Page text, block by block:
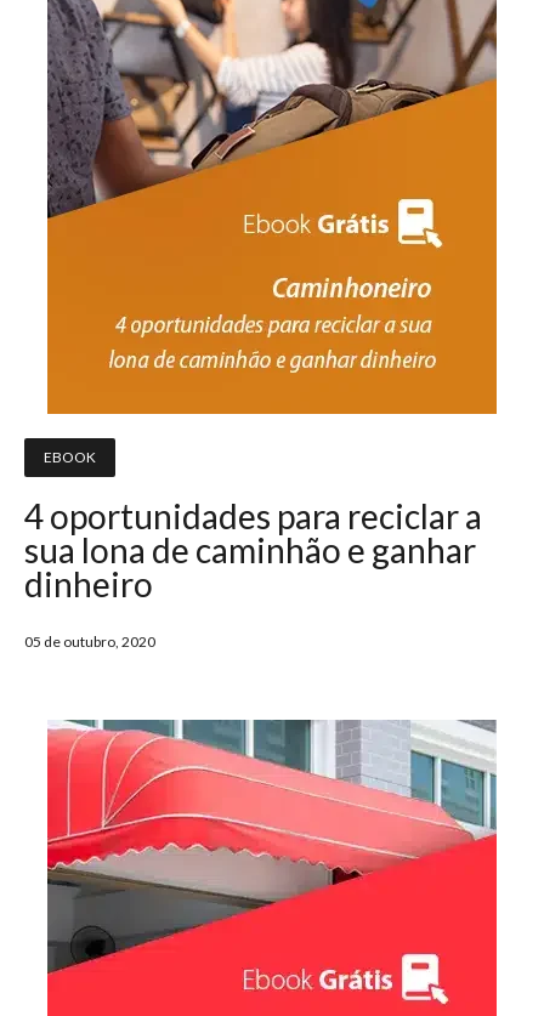
EBOOK
4 oportunidades para reciclar a
sua lona de caminhão e ganhar
dinheiro
05 de outubro, 2020